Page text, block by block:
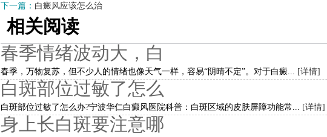
下一篇： 白癜风应该怎么治
相关阅读
春季情绪波动大，白
春季，万物复苏，但不少人的情绪也像天气一样，容易“阴晴不定”。对于白癜... [详情]
白斑部位过敏了怎么
白斑部位过敏了怎么办?宁波华仁白癜风医院科普：白斑区域的皮肤屏障功能常... [详情]
身上长白斑要注意哪